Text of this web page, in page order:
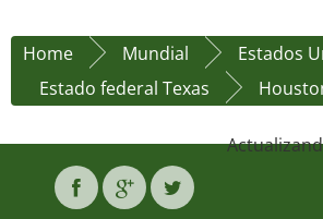
Home Mundial
Estados
Estado federal Texas